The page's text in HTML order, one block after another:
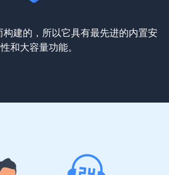
建的，所以它具有最先进的内置安
和大容量功能。